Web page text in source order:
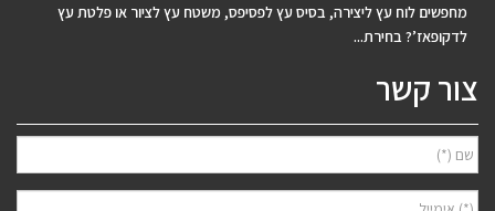
מחפשים לוח עץ ליצירה, בסיס עץ לפסיפס, משטח עץ לציור או פלטת עץ
לדקופאז’? בחירת...
צור קשר